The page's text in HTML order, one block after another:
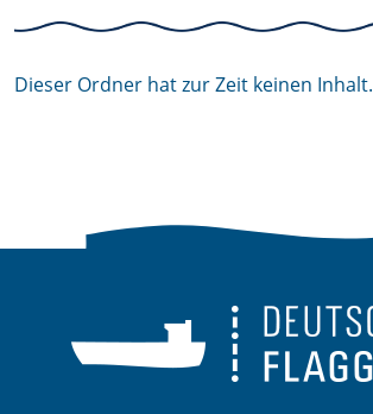
Dieser Ordner hat zur Zeit keinen Inhalt.